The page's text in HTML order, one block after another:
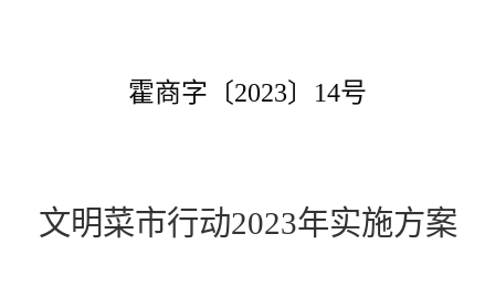
霍商字〔2023〕 14号
文明菜市行动2023年实施方案